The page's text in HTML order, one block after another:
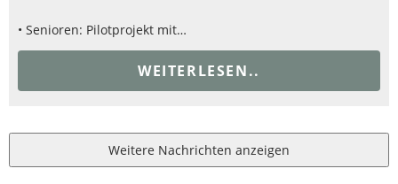
• Senioren: Pilotprojekt mit…
WEITERLESEN..
Weitere Nachrichten anzeigen